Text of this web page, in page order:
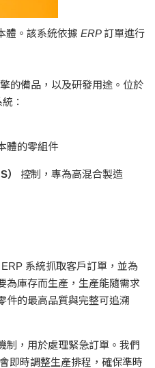
體。該系統依據 ERP 訂單進行
的備品，以及研發用途。位於
：
體的零組件
）
控制，專為高混合製造
系統抓取客戶訂單，並為
為庫存而生產，生產能隨需求
件的最高品質與完整可追溯
制，用於處理緊急訂單。我們
即時調整生產排程，確保準時